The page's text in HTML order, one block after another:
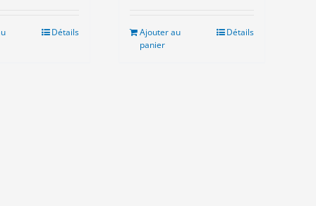
Détails
Ajouter au
panier
Détails